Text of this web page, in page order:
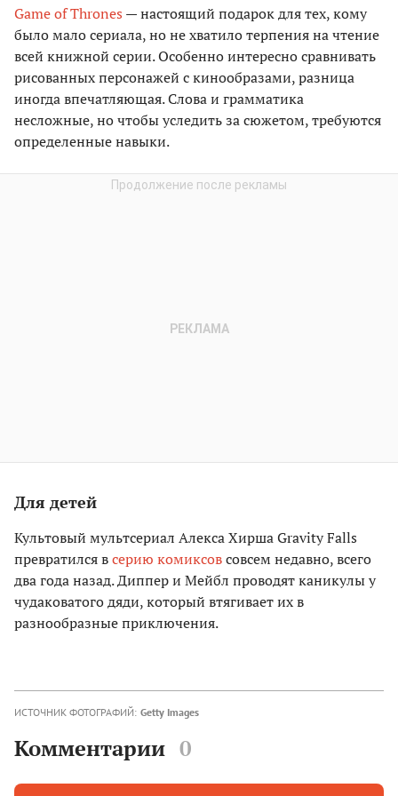
Game of Thrones — настоящий подарок для тех, кому
было мало сериала, но не хватило терпения на чтение
всей книжной серии. Особенно интересно сравнивать
рисованных персонажей с кинообразами, разница
иногда впечатляющая. Слова и грамматика
несложные, но чтобы уследить за сюжетом, требуются
определенные навыки.
Для детей
Культовый мультсериал Алекса Хирша Gravity Falls
превратился всерию комиксовсовсем недавно, всего
два года назад. Диппер и Мейбл проводят каникулы у
чудаковатого дяди, который втягивает их в
разнообразные приключения.
ИСТОЧНИК ФОТОГРАФИЙ: Getty Images
Комментарии 0